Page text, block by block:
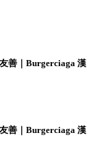
善｜Burgerciaga 漢
善｜Burgerciaga 漢